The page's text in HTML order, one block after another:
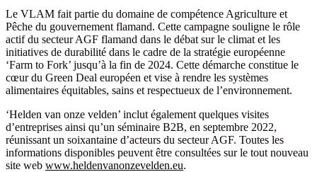
Le VLAM fait partie du domaine de compétence Agriculture et
Pêche du gouvernement flamand. Cette campagne souligne le rôle
actif du secteur AGF flamand dans le débat sur le climat et les
initiatives de durabilité dans le cadre de la stratégie européenne
‘Farm to Fork’ jusqu’à la fin de 2024. Cette démarche constitue le
cœur du Green Deal européen et vise à rendre les systèmes
alimentaires équitables, sains et respectueux de l’environnement.
‘Helden van onze velden’ inclut également quelques visites
d’entreprises ainsi qu’un séminaire B2B, en septembre 2022,
réunissant un soixantaine d’acteurs du secteur AGF. Toutes les
informations disponibles peuvent être consultées sur le tout nouveau
site web www.heldenvanonzevelden.eu.